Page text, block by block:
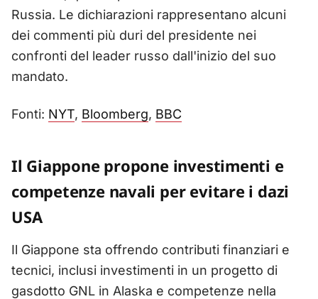
Russia. Le dichiarazioni rappresentano alcuni
dei commenti più duri del presidente nei
confronti del leader russo dall'inizio del suo
mandato.
Fonti: NYT, Bloomberg, BBC
Il Giappone propone investimenti e
competenze navali per evitare i dazi
USA
Il Giappone sta offrendo contributi finanziari e
tecnici, inclusi investimenti in un progetto di
gasdotto GNL in Alaska e competenze nella